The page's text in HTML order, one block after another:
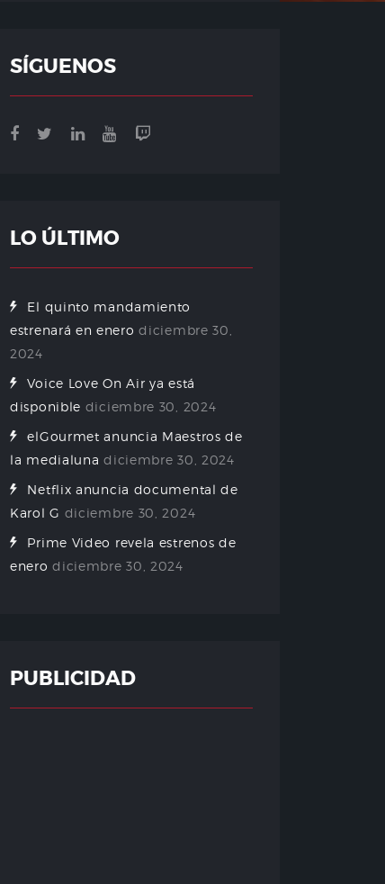
SÍGUENOS
LO ÚLTIMO
El quinto mandamiento
estrenará en enero diciembre 30,
2024
Voice Love On Air ya está
disponible diciembre 30, 2024
elGourmet anuncia Maestros de
la medialuna diciembre 30, 2024
Netflix anuncia documental de
Karol G diciembre 30, 2024
Prime Video revela estrenos de
enero diciembre 30, 2024
PUBLICIDAD